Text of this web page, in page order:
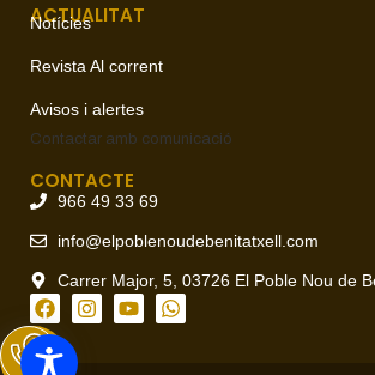
ACTUALITAT
Notícies
Revista Al corrent
Avisos i alertes
Contactar amb comunicació
CONTACTE
966 49 33 69
info@elpoblenoudebenitatxell.com
Carrer Major, 5, 03726 El Poble Nou de